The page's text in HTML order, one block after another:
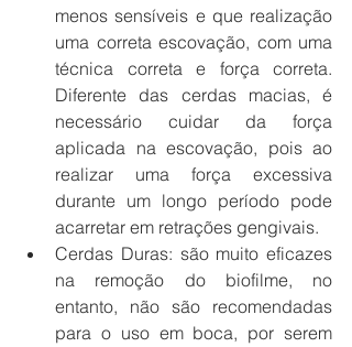
menos sensíveis e que realização
uma correta escovação, com uma
técnica correta e força correta.
Diferente das cerdas macias, é
necessário cuidar da força
aplicada na escovação, pois ao
realizar uma força excessiva
durante um longo período pode
acarretar em retrações gengivais.
Cerdas Duras: são muito eficazes
na remoção do biofilme, no
entanto, não são recomendadas
para o uso em boca, por serem